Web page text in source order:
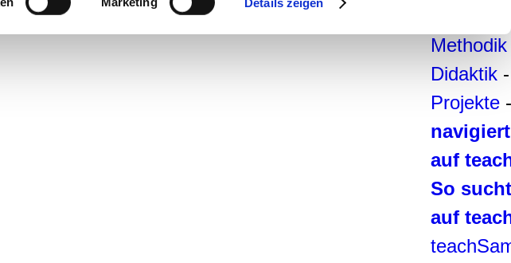
werden, und legen Sie Ihre
Didaktik -
Projekte
auf
So
auf